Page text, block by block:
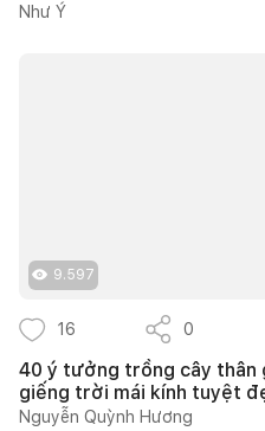
Như Ý
9.597
16 0
40 ý tưởng trồng cây thân
giếng trời mái kính tuyệt
Nguyễn Quỳnh Hương